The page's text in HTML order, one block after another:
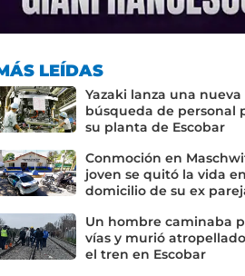
LEÍDAS
Yazaki lanza una nueva
búsqueda de personal
su planta de Escobar
Conmoción en
joven se quitó la vida
domicilio de su ex
Un hombre caminaba
vías y murió
el tren en Escobar